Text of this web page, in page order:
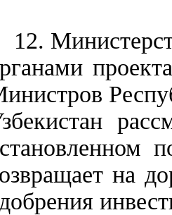
12.
на